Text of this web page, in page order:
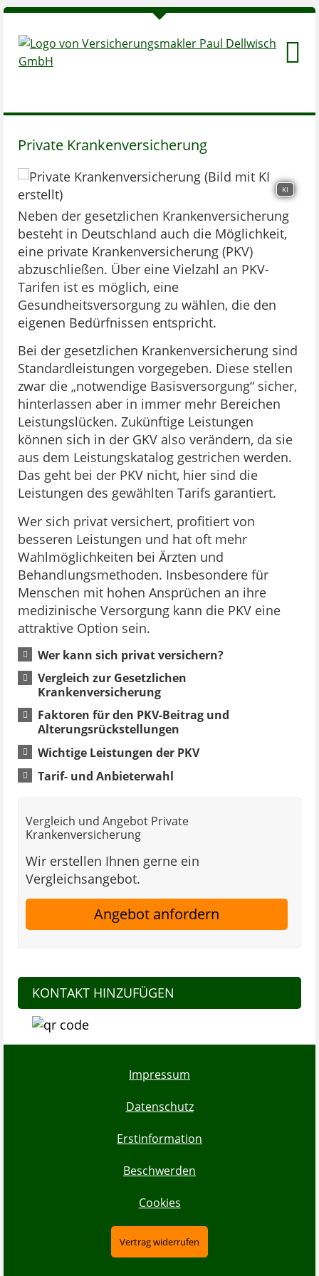
Private Krankenversicherung
KI
Neben der gesetzlichen Krankenversicherung
besteht in Deutschland auch die Möglichkeit,
eine private Krankenversicherung (PKV)
abzuschließen. Über eine Vielzahl an PKV-
Tarifen ist es möglich, eine
Gesundheitsversorgung zu wählen, die den
eigenen Bedürfnissen entspricht.
Bei der gesetzlichen Krankenversicherung sind
Standardleistungen vorgegeben. Diese stellen
zwar die „notwendige Basisversorgung“ sicher,
hinterlassen aber in immer mehr Bereichen
Leistungslücken. Zukünftige Leistungen
können sich in der GKV also verändern, da sie
aus dem Leistungskatalog gestrichen werden.
Das geht bei der PKV nicht, hier sind die
Leistungen des gewählten Tarifs garantiert.
Wer sich privat versichert, profitiert von
besseren Leistungen und hat oft mehr
Wahlmöglichkeiten bei Ärzten und
Behandlungsmethoden. Insbesondere für
Menschen mit hohen Ansprüchen an ihre
medizinische Versorgung kann die PKV eine
attraktive Option sein.
Wer kann sich privat versichern?
Vergleich zur Gesetzlichen
Krankenversicherung
Faktoren für den PKV-Beitrag und
Alterungsrückstellungen
Wichtige Leistungen der PKV
Tarif- und Anbieterwahl
Vergleich und Angebot Private
Krankenversicherung
Wir erstellen Ihnen gerne ein
Vergleichsangebot.
Angebot anfordern
KONTAKT HINZUFÜGEN
Impressum
Datenschutz
Erstinformation
Beschwerden
Cookies
Vertrag widerrufen